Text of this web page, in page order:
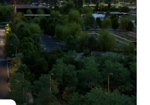
Anrede
Bitte wählen
Titel(optional)